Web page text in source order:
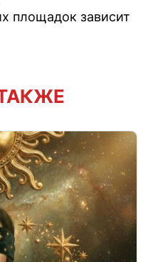
площадок зависит